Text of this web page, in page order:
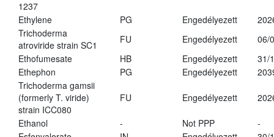
1237
Ethylene PG Engedélyezett
Trichoderma
atroviride strain SC1
FU Engedélyezett
06/
Ethofumesate
HB Engedélyezett
31/
Ethephon
PG Engedélyezett
Trichoderma gamsii
(formerly T. viride)
strain ICC080
FU Engedélyezett
Ethanol - Not PPP
-